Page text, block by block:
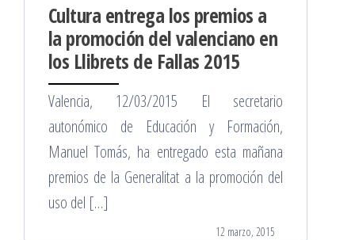
Cultura entrega los premios a
la promoción del valenciano en
los Llibrets de Fallas 2015
Valencia, 12/03/2015 El secretario
autonómico de Educación y Formación,
Manuel Tomás, ha entregado esta mañana
premios de la Generalitat a la promoción del
uso del […]
12 marzo, 2015